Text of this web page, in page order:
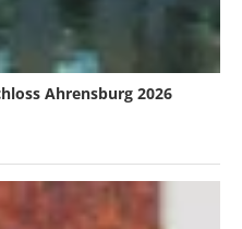
Ahrensburg 2026